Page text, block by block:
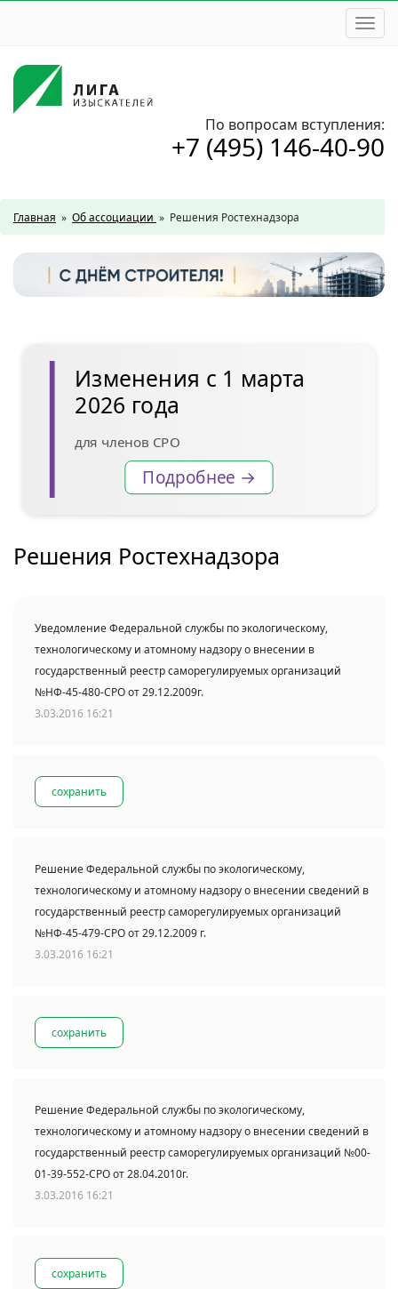
По вопросам вступления:
+7 (495) 146-40-90
Главная » Об ассоциации » Решения Ростехнадзора
Изменения с 1 марта
2026 года
для членов СРО
Подробнее →
Решения Ростехнадзора
Уведомление Федеральной службы по экологическому,
технологическому и атомному надзору о внесении в
государственный реестр саморегулируемых организаций
№НФ-45-480-СРО от 29.12.2009г.
3.03.2016 16:21
сохранить
Решение Федеральной службы по экологическому,
технологическому и атомному надзору о внесении сведений в
государственный реестр саморегулируемых организаций
№НФ-45-479-СРО от 29.12.2009 г.
3.03.2016 16:21
сохранить
Решение Федеральной службы по экологическому,
технологическому и атомному надзору о внесении сведений в
государственный реестр саморегулируемых организаций №00-
01-39-552-СРО от 28.04.2010г.
3.03.2016 16:21
сохранить